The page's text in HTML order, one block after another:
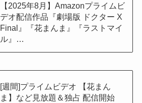
【2025年8月】Amazonプライムビ
デオ配信作品『劇場版 ドクター X
Final』『花まんま』『ラストマイ
ル』…
[週間]プライムビデオ 【花まん
ま】など見放題＆独占 配信開始